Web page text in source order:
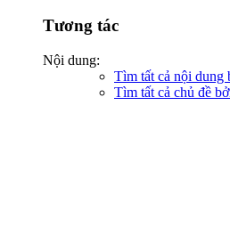
Tương tác
Nội dung:
Tìm tất cả nội dung
Tìm tất cả chủ đề